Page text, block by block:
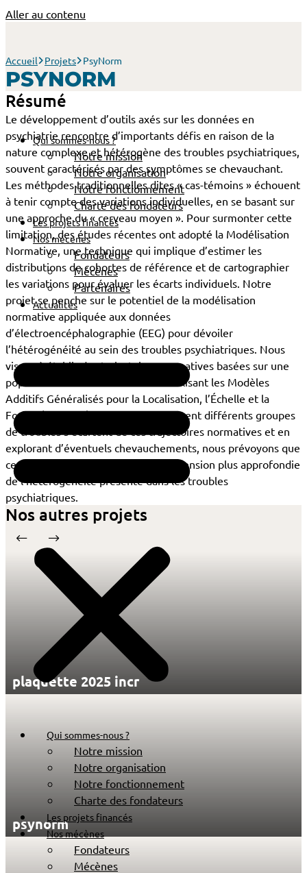
Aller au contenu
Qui sommes-nous ?
Notre mission
Notre organisation
Notre fonctionnement
Charte des fondateurs
Les projets financés
Nos mécènes
Fondateurs
Mécènes
Partenaires
Actualités
Qui sommes-nous ?
Notre mission
Notre organisation
Notre fonctionnement
Charte des fondateurs
Les projets financés
Nos mécènes
Fondateurs
Mécènes
Accueil Projets PsyNorm
PSYNORM
Résumé
Le développement d’outils axés sur les données en
psychiatrie rencontre d’importants défis en raison de la
nature complexe et hétérogène des troubles psychiatriques,
souvent caractérisés par des symptômes se chevauchant.
Les méthodes traditionnelles dites « cas-témoins » échouent
à tenir compte des variations individuelles, en se basant sur
une approche du « cerveau moyen ». Pour surmonter cette
limitation, des études récentes ont adopté la Modélisation
Normative, une technique qui implique d’estimer les
distributions de cohortes de référence et de cartographier
les variations pour évaluer les écarts individuels. Notre
projet se penche sur le potentiel de la modélisation
normative appliquée aux données
d’électroencéphalographie (EEG) pour dévoiler
l’hétérogénéité au sein des troubles psychiatriques. Nous
visons à établir des trajectoires normatives basées sur une
population saine de référence en utilisant les Modèles
Additifs Généralisés pour la Localisation, l’Échelle et la
Forme (GAMLSS). En évaluant comment différents groupes
de troubles s’écartent de ces trajectoires normatives et en
explorant d’éventuels chevauchements, nous prévoyons que
ce projet contribuera à une compréhension plus approfondie
de l’hétérogénéité présente dans les troubles
psychiatriques.
Nos autres projets
plaquette 2025 incr
psynorm